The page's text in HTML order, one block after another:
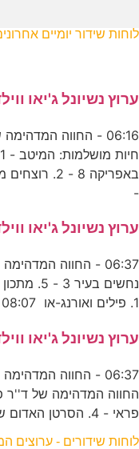
לוחות שידור יומיים
ערוץ נשיונל ג'יאו ווילד 13-12-
-
ערוץ נשיונל ג'יאו ווילד 12-12-
1. פילים ואורנג-או 08:07 - החווה המדהימה של ד''ר
ערוץ נשיונל ג'יאו ווילד 11-12-
פראי - 4. הסרטן האדום של אי הכריסטמ 07:46 -
לוחות שידורים - ערוצים